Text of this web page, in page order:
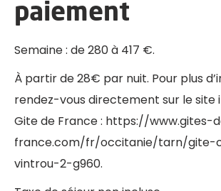
paiement
Semaine : de 280 à 417 €.
À partir de 28€ par nuit. Pour plus
rendez-vous directement sur le site
Gite de France : https://www.gites-
france.com/fr/occitanie/tarn/gite-
vintrou-2-g960.